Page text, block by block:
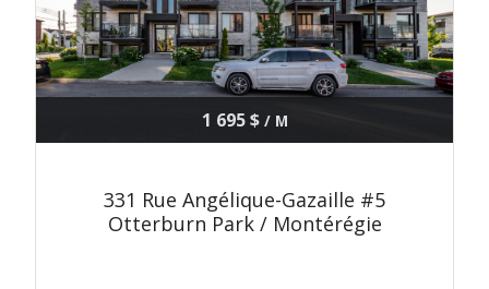
1 695 $/ M
331 Rue Angélique-Gazaille #5
Otterburn Park / Montérégie